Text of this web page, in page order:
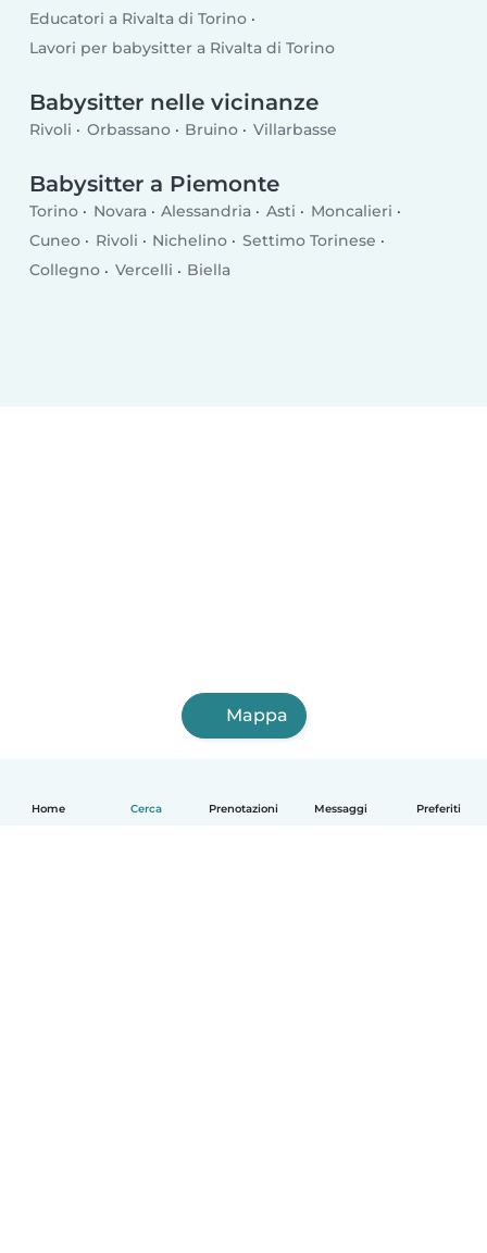
Home Cerca Prenotazioni Messaggi Preferiti
Educatori a Rivalta di Torino
Lavori per babysitter a Rivalta di Torino
Babysitter nelle vicinanze
Rivoli Orbassano Bruino Villarbasse
Babysitter a Piemonte
Torino Novara Alessandria Asti
Moncalieri
Cuneo
Rivoli Nichelino
Settimo Torinese
Collegno
Vercelli Biella
Mappa